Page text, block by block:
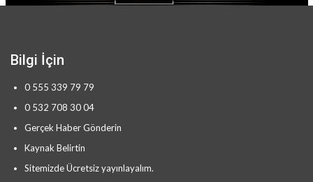
Bilgi İçin
0 555 339 79 79
0 532 708 30 04
Gerçek Haber Gönderin
Kaynak Belirtin
Sitemizde Ücretsiz yayınlayalım.